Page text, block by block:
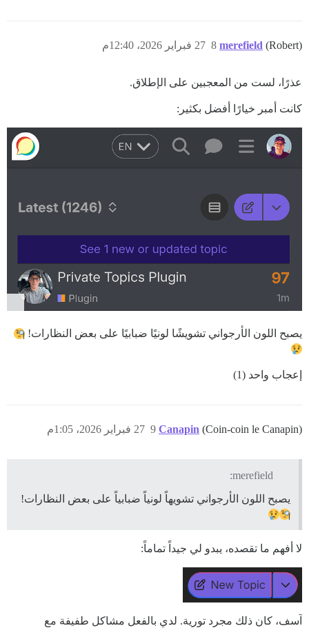
merefield (Robert) 27 فبراير 2026، 12:40م 8
عذرًا، لست من المعجبين على الإطلاق.
كانت أمبر خيارًا أفضل بكثير:
يصبح اللون الأرجواني تشويشًا لونيًا ضبابيًا على بعض النظارات!
إعجاب واحد (1)
Canapin (Coin-coin le Canapin) 27 فبراير 2026، 1:05م 9
merefield:
يصبح اللون الأرجواني تشويهاً لونياً ضبابياً على بعض النظارات!
لا أفهم ما تقصده، يبدو لي جيداً تماماً:
آسف، كان ذلك مجرد تورية. لدي بالفعل مشاكل طفيفة مع